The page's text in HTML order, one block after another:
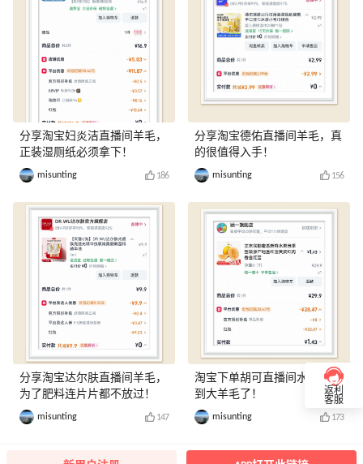
分享淘宝妇炎洁直播间羊毛，
正装湿厕纸必须拿下！
misunting 186
分享淘宝达尔肤直播间羊毛，
为了肥料连片片都不放过！
misunting 147
分享淘宝德佑直播间羊毛，真
的很值得入手！
misunting 156
淘宝下单胡可直播间水果，薅
到大羊毛了！
misunting 173
返利
客服